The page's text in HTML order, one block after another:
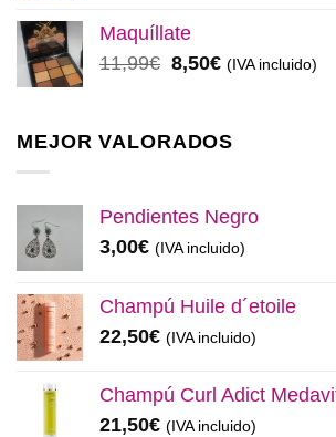
original
32,99€.28,50€.
Maquíllate
11,99€ El
era:
8,50€El
es:
(IVA incluido)
MEJOR VALORADOS
Pendientes Negro
3,00€ (IVA incluido)
Champú Huile d´etoile
22,50€ (IVA incluido)
Champú Curl Adict
21,50€ (IVA incluido)